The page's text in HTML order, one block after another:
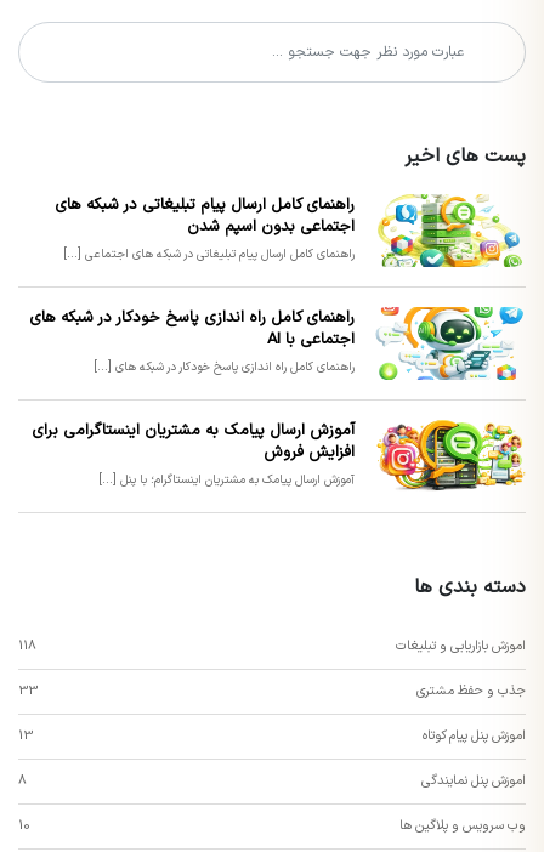
پست های اخیر
راهنمای کامل ارسال پیام تبلیغاتی در شبکه های
اجتماعی بدون اسپم شدن
راهنمای کامل ارسال پیام تبلیغاتی در شبکه های اجتماعی [...]
راهنمای کامل راه اندازی پاسخ خودکار در شبکه های
اجتماعی با AI
راهنمای کامل راه اندازی پاسخ خودکار در شبکه های [...]
آموزش ارسال پیامک به مشتریان اینستاگرامی برای
افزایش فروش
آموزش ارسال پیامک به مشتریان اینستاگرام؛ با پنل [...]
دسته بندی ها
اموزش بازاریابی و تبلیغات 118
جذب و حفظ مشتری 33
اموزش پنل پیام کوتاه 13
اموزش پنل نمایندگی 8
وب سرویس و پلاگین ها 10